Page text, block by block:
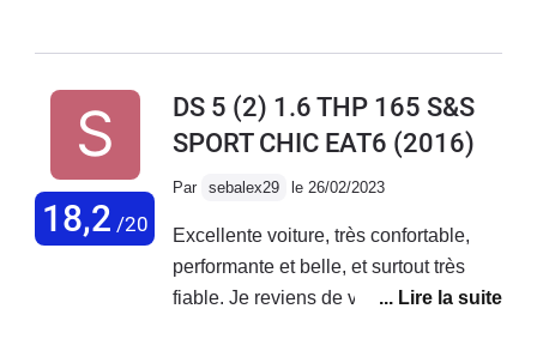
parcouru beaucoup de KM sans le moindre pépin, un
correct, s'armer néanmoins de sa CB pour faire le plein
régulièrement même en conduite souple. Pour le coup,
un mode "ECO" aurait pu jouer un bon rôle.
18,2 /20
DS 5 (2) 1.6 THP 165 S&S
SPORT CHIC EAT6 (2016)
Par sebalex29 le 26/02/2023
Excellente voiture, très confortable,
performante et belle, et surtout très
fiable. Je reviens de vacances à son